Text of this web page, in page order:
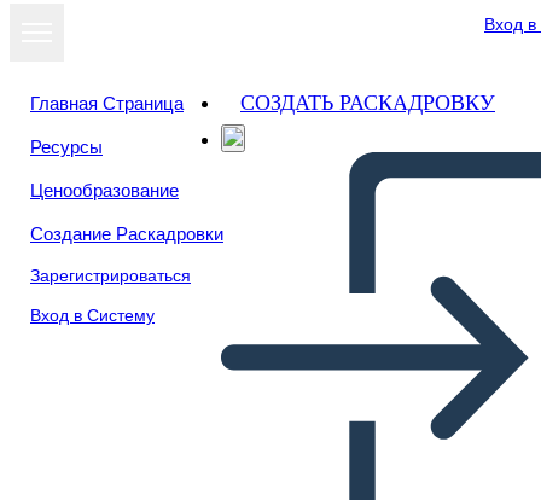
Вход
Главная Страница
Ресурсы
Ценообразование
Создание Раскадровки
Зарегистрироваться
Вход в Систему
СОЗДАТЬ РАСКАДРОВКУ